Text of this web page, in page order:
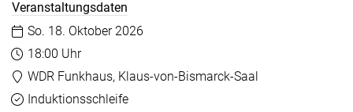
Veranstaltungsdaten
Datum:
So. 18. Oktober 2026
Uhrzeit:
18:00 Uhr
Veranstaltungsort:
WDR Funkhaus, Klaus-von-Bismarck-Saal
Barrierefreiheit
InduktionsschleifeVerfügbar